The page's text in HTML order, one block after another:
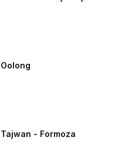
Oolong
Tajwan - Formoza